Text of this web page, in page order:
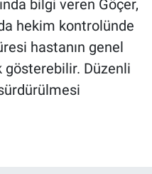
bilgi veren Göçer,
hekim kontrolünde
hastanın genel
Düzenli